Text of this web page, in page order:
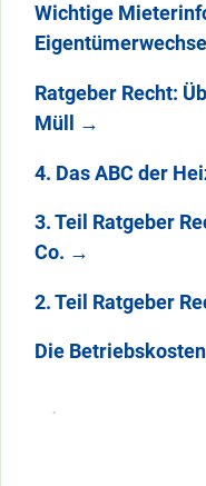
Wichtige
Eigentümerwechsel
Ratgeber Recht:
Müll
→
4. Das ABC der
3. Teil Ratgeber
Co. →
2. Teil Ratgeber
Die